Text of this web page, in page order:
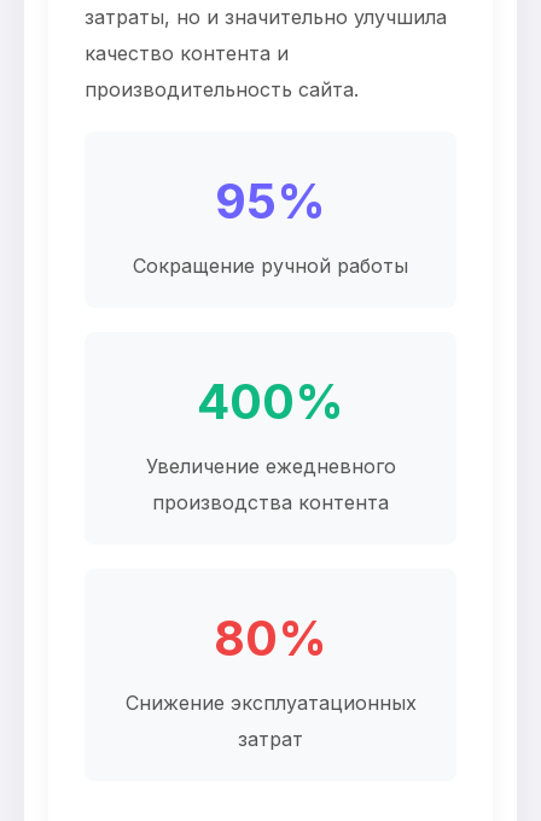
затраты, но и значительно улучшила
качество контента и
производительность сайта.
95%
Сокращение ручной работы
400%
Увеличение ежедневного
производства контента
80%
Снижение эксплуатационных
затрат